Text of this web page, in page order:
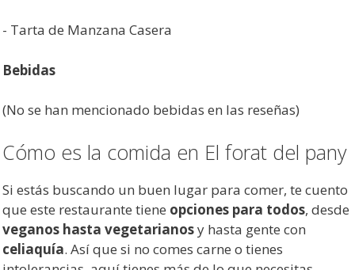
- Tarta de Manzana Casera
Bebidas
(No se han mencionado bebidas en las reseñas)
Cómo es la comida en El forat del pany
Si estás buscando un buen lugar para comer, te cuento
que este restaurante tiene opciones para todos, desde
veganos hasta vegetarianosy hasta gente con
celiaquía. Así que si no comes carne o tienes